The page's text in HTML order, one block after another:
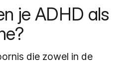
je ADHD als
die zowel in de